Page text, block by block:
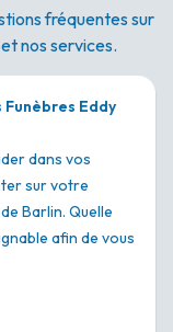
fréquentes sur
nos services.
Eddy
dans vos
sur votre
Barlin. Quelle
afin de vous